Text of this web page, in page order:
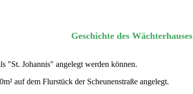
Geschichte des Wächterhauses
"St. Johannis" angelegt werden können.
auf dem Flurstück der Scheunenstraße angelegt.